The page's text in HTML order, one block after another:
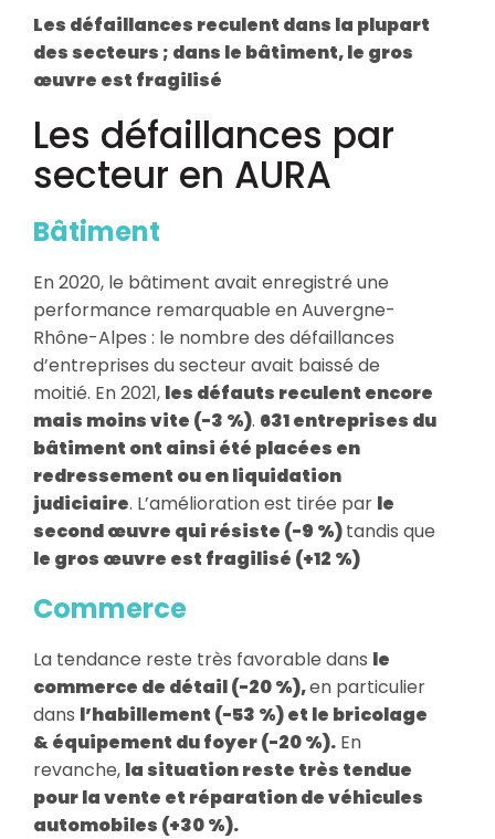
Les défaillances reculent dans la plupart
des secteurs ; dans le bâtiment, le gros
œuvre est fragilisé
Les défaillances par
secteur en AURA
Bâtiment
En 2020, le bâtiment avait enregistré une
performance remarquable en Auvergne-
Rhône-Alpes : le nombre des défaillances
d’entreprises du secteur avait baissé de
moitié. En 2021, les défauts reculent encore
mais moins vite (-3 %). 631 entreprises du
bâtiment ont ainsi été placées en
redressement ou en liquidation
judiciaire. L’amélioration est tirée par le
second œuvre qui résiste (-9 %)tandis que
le gros œuvre est fragilisé (+12 %)
Commerce
La tendance reste très favorable dans le
commerce de détail (-20 %),en particulier
dans l’habillement (-53 %) et le bricolage
& équipement du foyer (-20 %). En
revanche, la situation reste très tendue
pour la vente et réparation de véhicules
automobiles (+30 %).